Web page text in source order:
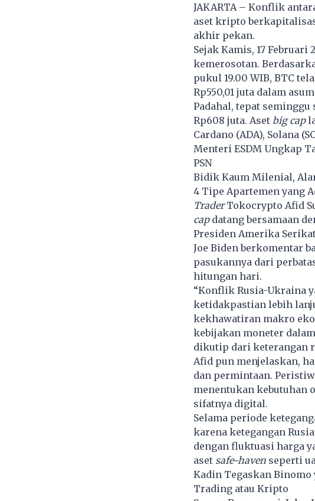
JAKARTA – Konflik
aset kripto
akhir pekan.
Sejak Kamis, 17 Februari
kemerosotan.
pukul 19.00 WIB, BTC
Rp550,01 juta dalam
Padahal, tepat seminggu
Rp608 juta. Aset big cap
Cardano (ADA), Solana
Menteri ESDM Ungkap
PSN
Bidik Kaum Milenial,
4 Tipe Apartemen yang
TraderTokocrypto Afid
cap datang bersamaan
Presiden Amerika
Joe Biden berkomentar
pasukannya dari
hitungan hari.
“Konflik Rusia-Ukraina
ketidakpastian lebih
kekhawatiran makro
kebijakan moneter
dikutip dari keterangan
Afid pun menjelaskan,
dan permintaan.
menentukan kebutuhan
sifatnya digital.
Selama periode
karena ketegangan
dengan fluktuasi harga
aset safe-haven seperti
Kadin Tegaskan
Trading atau Kripto